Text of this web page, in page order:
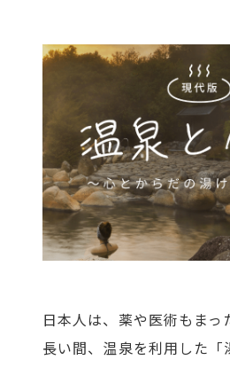
日本人は、薬や医術もまっ
長い間、温泉を利用した「
阪急阪神ホー
ヘルスケ